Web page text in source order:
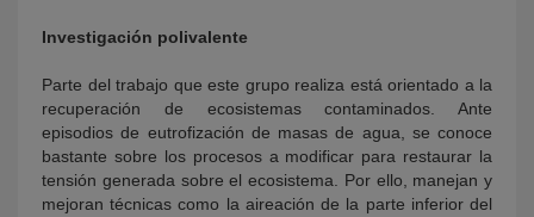
Investigación polivalente
Parte del trabajo que este grupo realiza está orientado a la
recuperación de ecosistemas contaminados. Ante
episodios de eutrofización de masas de agua, se conoce
bastante sobre los procesos a modificar para restaurar la
tensión generada sobre el ecosistema. Por ello, manejan y
mejoran técnicas como la aireación de la parte inferior del